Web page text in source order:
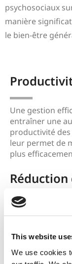
This website
We use cookies
psychosociaux
manière
le bien-être
Une gestion
entraîner une
productivité
leur permet de
plus
Réduction
Les lieux de
psychosociaux
de niveaux de
soutien en